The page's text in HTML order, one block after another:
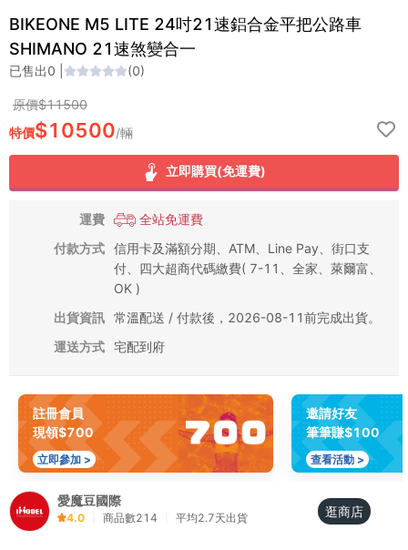
BIKEONE M5 LITE 24吋21速鋁合金平把公路車
SHIMANO 21速煞變合一
已售出0 (0)
原價$11500
特價$10500/輛
立即購買(免運費)
運費
全站免運費
付款方式 信用卡及滿額分期、ATM、Line Pay、街口支
付、四大超商代碼繳費( 7-11、全家、萊爾富、
OK )
出貨資訊 常溫配送 / 付款後，2026-08-11前完成出貨。
運送方式 宅配到府
註冊會員
現領$700
立即參加 >
邀請好友
筆筆賺$100
查看活動 >
愛魔豆國際
4.0 商品數214 平均2.7天出貨 逛商店